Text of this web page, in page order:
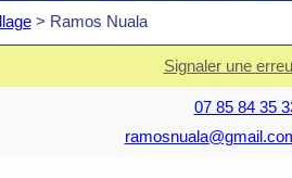
> Ramos Nuala
Signaler une
07 85 84 35